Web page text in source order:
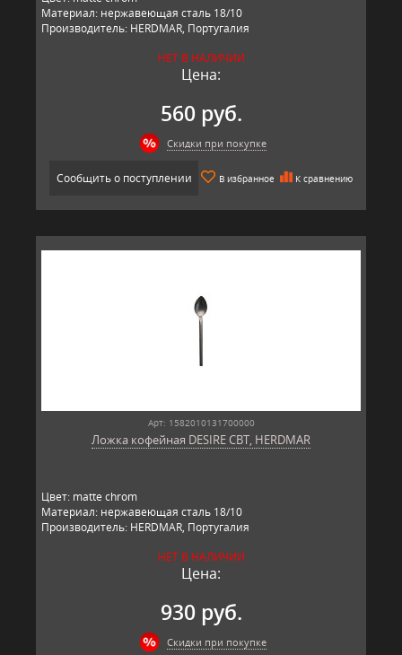
Материал: нержавеющая сталь 18/10
Производитель: HERDMAR, Португалия
НЕТ В НАЛИЧИИ
Цена:
560 руб.
Скидки при покупке
Сообщить о поступлении В избранное К сравнению
Арт: 1582010131700000
Ложка кофейная DESIRE CBT, HERDMAR
Цвет: matte chrom
Материал: нержавеющая сталь 18/10
Производитель: HERDMAR, Португалия
НЕТ В НАЛИЧИИ
Цена:
930 руб.
Скидки при покупке